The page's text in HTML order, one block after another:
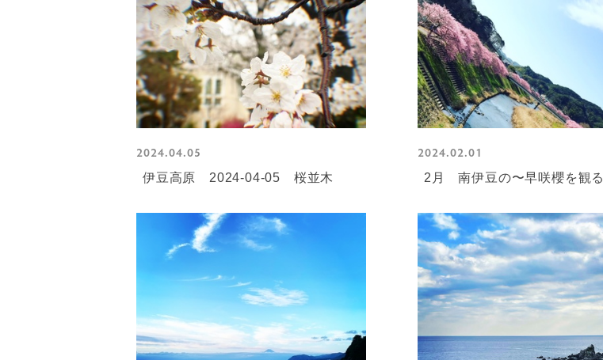
2024.04.05
伊豆高原 2024-04-05 桜並木
2024.02.01
2月 南伊豆の〜早咲櫻を観る